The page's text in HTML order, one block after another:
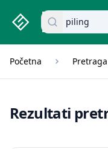
studenti.rs home page
Pretraži
Početna Pretraga
Rezultati